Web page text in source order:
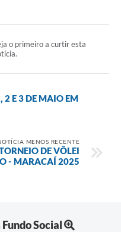
o primeiro a curtir esta
2 E 3 DE MAIO EM
MENOS RECENTE
DE VÔLEI
- MARACAÍ 2025
Fundo Social